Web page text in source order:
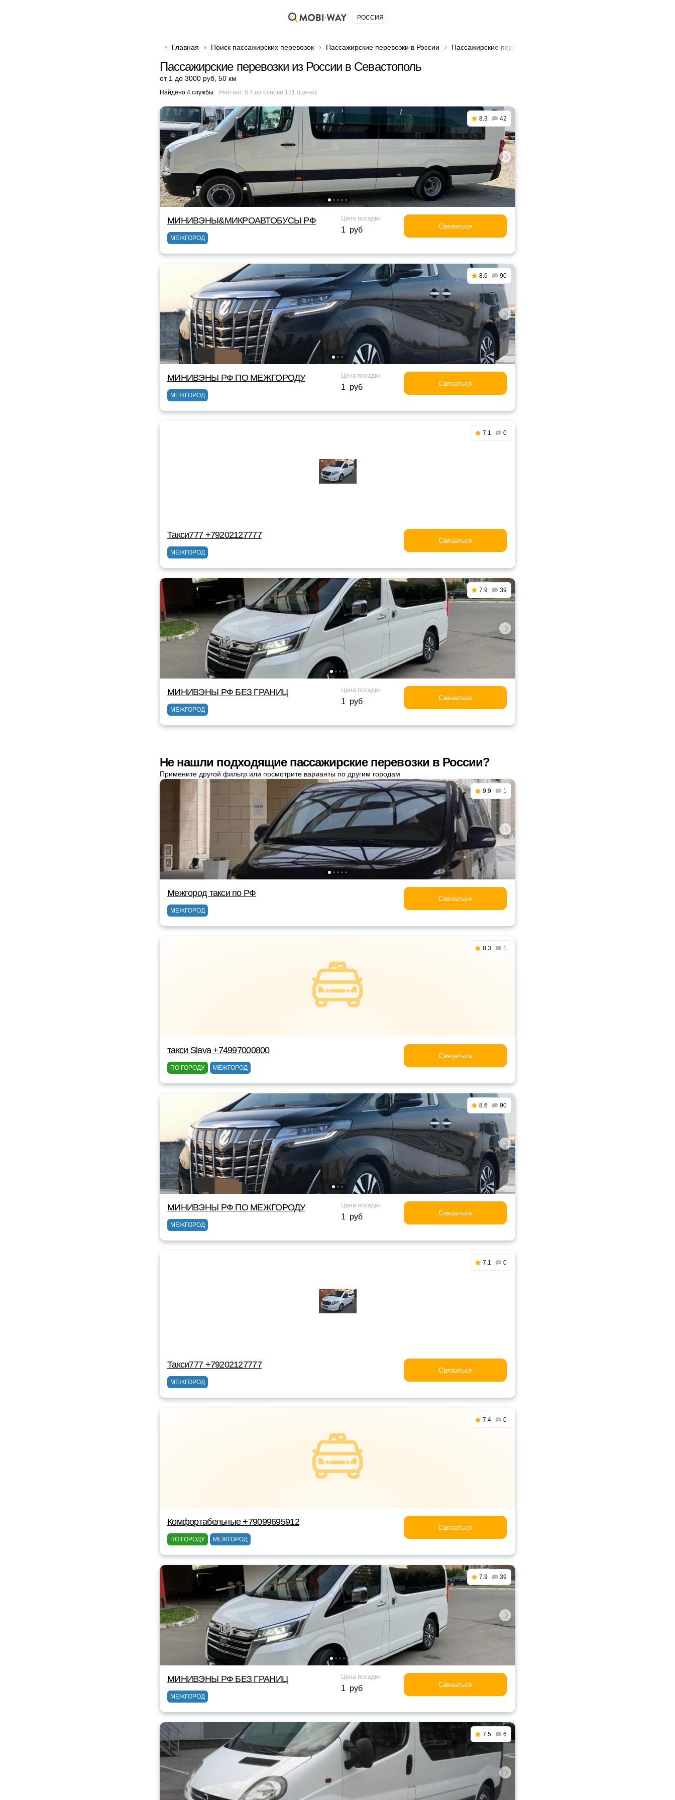
РОССИЯ
Главная Поиск пассажирских перевозок Пассажирские перевозки в России Пассажирские перевозки из России в Севастополь
Пассажирские перевозки из России в Севастополь
от 1 до 3000 руб 50 км
Найдено 4 службы Рейтинг: 8.4на основе 171 оценок
8.3 42
МИНИВЭНЫ&МИКРОАВТОБУСЫ РФ
МЕЖГОРОД
Цена посадки
1 руб Связаться
8.6 90
МИНИВЭНЫ РФ ПО МЕЖГОРОДУ
МЕЖГОРОД
Цена посадки
1 руб Связаться
7.1 0
Такси777 +79202127777
МЕЖГОРОД
Связаться
7.9 39
МИНИВЭНЫ РФ БЕЗ ГРАНИЦ
МЕЖГОРОД
Цена посадки
1 руб Связаться
Не нашли подходящие пассажирские перевозки в России?
Примените другой фильтр или посмотрите варианты по другим городам
9.9 1
Межгород такси по РФ
МЕЖГОРОД
Связаться
8.3 1
такси Slava +74997000800
ПО ГОРОДУ МЕЖГОРОД
Связаться
8.6 90
МИНИВЭНЫ РФ ПО МЕЖГОРОДУ
МЕЖГОРОД
Цена посадки
1 руб Связаться
7.1 0
Такси777 +79202127777
МЕЖГОРОД
Связаться
7.4 0
Комфортабельные +79099695912
ПО ГОРОДУ МЕЖГОРОД
Связаться
7.9 39
МИНИВЭНЫ РФ БЕЗ ГРАНИЦ
МЕЖГОРОД
Цена посадки
1 руб Связаться
7.5 6